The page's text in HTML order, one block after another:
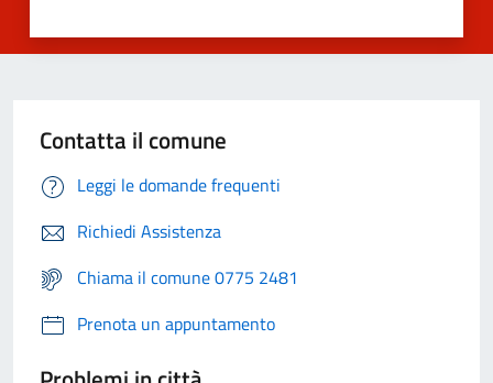
Contatta il comune
Leggi le domande frequenti
Richiedi Assistenza
Chiama il comune 0775 2481
Prenota un appuntamento